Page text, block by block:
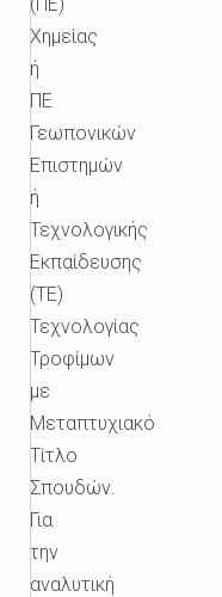
Χημείας
ή
ΠΕ
Γεωπονικών
Επιστημών
ή
Τεχνολογικής
Εκπαίδευσης
(ΤΕ)
Τεχνολογίας
Τροφίμων
με
Μεταπτυχιακό
Τίτλο
Σπουδών.
Για
την
αναλυτική